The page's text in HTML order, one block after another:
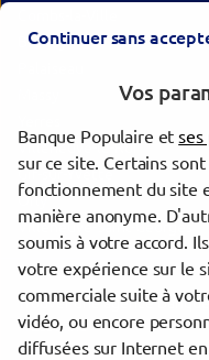
Brunoy
Villeneuve-le-Roi
Gif-sur-Yvette
Orly
Villeneuve-Saint-Georges
Trouver une agence
Essonne
La Ferté-Alais
Continuer sans
Vos
Banque Populaire etses
sur ce site. Certains
fonctionnement du site
manière anonyme.
soumis à votre accord.
votre expérience sur le
commerciale suite à
vidéo, ou encore
diffusées sur Internet